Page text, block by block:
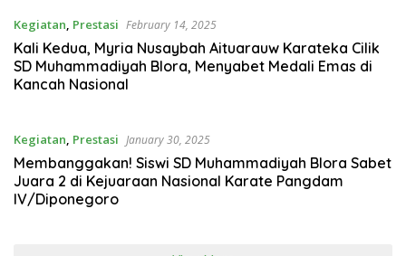
Kegiatan, Prestasi February 14, 2025
Kali Kedua, Myria Nusaybah Aituarauw Karateka Cilik
SD Muhammadiyah Blora, Menyabet Medali Emas di
Kancah Nasional
Kegiatan, Prestasi January 30, 2025
Membanggakan! Siswi SD Muhammadiyah Blora Sabet
Juara 2 di Kejuaraan Nasional Karate Pangdam
IV/Diponegoro